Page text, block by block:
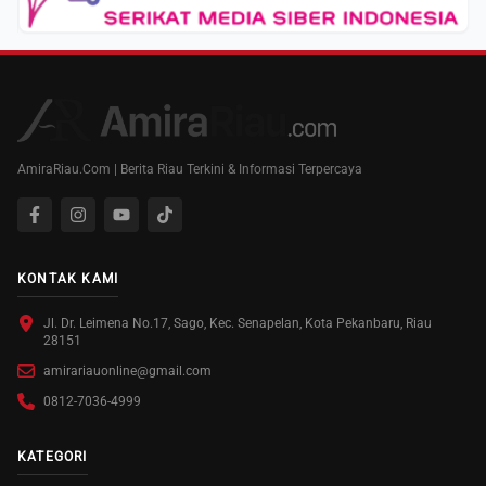
AmiraRiau.Com | Berita Riau Terkini & Informasi Terpercaya
KONTAK KAMI
Jl. Dr. Leimena No.17, Sago, Kec. Senapelan, Kota Pekanbaru, Riau
28151
amirariauonline@gmail.com
0812-7036-4999
KATEGORI